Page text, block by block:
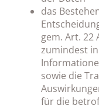
das
gem. Art. 22
zumindest
sowie die
für die